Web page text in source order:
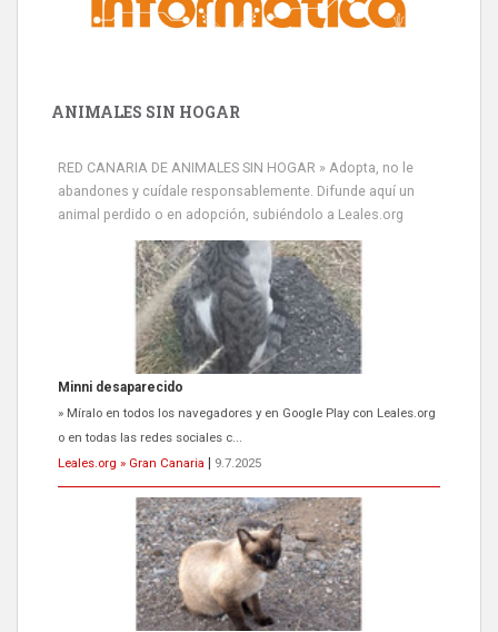
ANIMALES SIN HOGAR
RED CANARIA DE ANIMALES SIN HOGAR » Adopta, no le
abandones y cuídale responsablemente. Difunde aquí un
animal perdido o en adopción, subiéndolo a Leales.org
» Míralo en todos los navegadores y en Google Play con Leales.org
o en todas las redes sociales c...
Leales.org » Gran Canaria | 9.7.2025
Siami Perdida
Se llama Siami,es hembra de 4 años,esterilizada con marca de
oreja,cariñosa,mimosa pero miedosa,e...
Leales.org » Gran Canaria | 9.7.2025